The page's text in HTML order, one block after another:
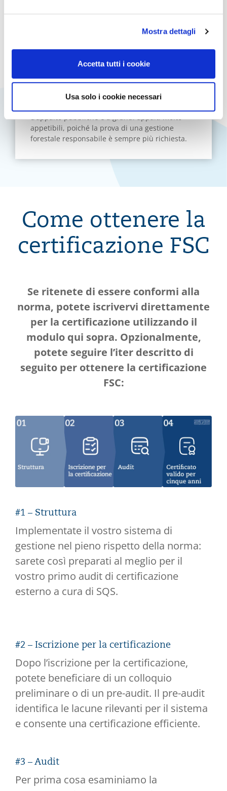
Mostra dettagli
Accetta tutti i cookie
Usa solo i cookie necessari
Accesso a nuovi mercati e vantaggio
competitivo
I prodotti certificati FSC sono richiesti in molti
mercati nazionali e internazionali. La
d’appalto pubbliche e a grandi appalti molto
appetibili, poiché la prova di una gestione
forestale responsabile è sempre più richiesta.
Come ottenere la
certificazione FSC
Se ritenete di essere conformi alla
norma, potete iscrivervi direttamente
per la certificazione utilizzando il
modulo qui sopra. Opzionalmente,
potete seguire l’iter descritto di
seguito per ottenere la certificazione
FSC:
#1 – Struttura
Implementate il vostro sistema di
gestione nel pieno rispetto della norma:
sarete così preparati al meglio per il
vostro primo audit di certificazione
esterno a cura di SQS.
#2 – Iscrizione per la certificazione
Dopo l’iscrizione per la certificazione,
potete beneficiare di un colloquio
preliminare o di un pre-audit. Il pre-audit
identifica le lacune rilevanti per il sistema
e consente una certificazione efficiente.
#3 – Audit
Per prima cosa esaminiamo la